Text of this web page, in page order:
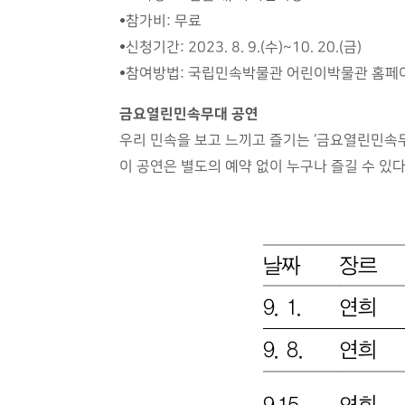
•참가비: 무료
•신청기간: 2023. 8. 9.(수)~10. 20.(금)
•참여방법: 국립민속박물관 어린이박물관 홈페
금요열린민속무대 공연
우리 민속을 보고 느끼고 즐기는 ‘금요열린민
이 공연은 별도의 예약 없이 누구나 즐길 수 있